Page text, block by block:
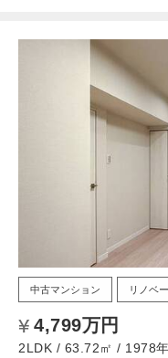
中古マンション リノベ
4,799万円
2LDK / 63.72㎡ / 1978年